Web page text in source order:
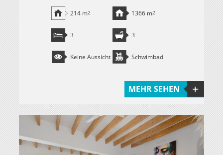
214 m2 1366 m2
3 3
Keine Aussicht Schwimbad
MEHR SEHEN